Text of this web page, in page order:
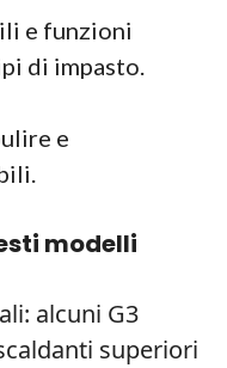
e funzioni
di impasto.
e
modelli
alcuni G3
superiori